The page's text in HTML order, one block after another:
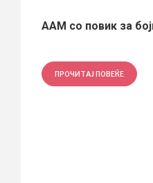
ААМ со повик за
ПРОЧИТАЈ ПОВЕЌЕ